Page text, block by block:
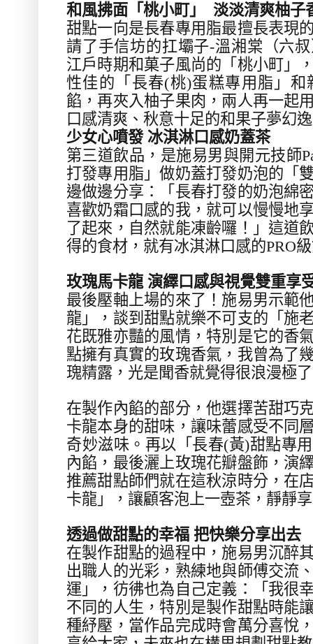
和風拂面「桃小町」 淡淡清爽柚子
甜點一向是長春專用脂最擅長表現
請了手信坊的扛壩子-溫湘棠（六
江戶時期和菓子風尚的「桃小町」
性佳的「長春(桃)蛋糕專用脂」和
餡，再夾入柚子果肉，兩人再一起
口感清爽、秋意十足的和果子夢幻
少女心噴發 冰淇淋口感奶蓋茶
第三道飲品，是施易男與開元技師
打發專用脂」做奶蓋打發奶泡的「
邊做邊分享：「長春打發的奶泡綿
喜歡奶霜口感的我，就可以慢慢地
了起來，自然就能凍齡囉！」這道
得的食材，就有冰淇淋口感的PRO
玫瑰馬卡龍 演繹口感與視覺雙重享
最後壓軸上場的來了！施易男示範
龍」，談到甜點就樂不可支的「施
花既雅亦豔的風情，特別是它的香
點擁有真實的玫瑰香氣，我曾為了
瑰精露，光是聞香就覺得很浪漫極
在製作內餡的部分，他選擇苦甜巧
卡龍本身的甜味，讓味蕾感受不同
奇妙滋味。再以「長春(黃)甜點專
內餡，最後灑上玫瑰花瓣盤飾，演
推薦甜點師們就在這秋涼時分，在
卡龍」，讓顧客泡上一壺茶，靜靜
透過做甜點的幸福 把快樂分享出去
在製作甜點的過程中，施易男沉醉
出職人的光彩，熟練地與師傅交流
運」，彷彿也為自己定義：「我很
不同的人生，特別是製作甜點時能
種紓壓，當作品完成時會萬分喜悅